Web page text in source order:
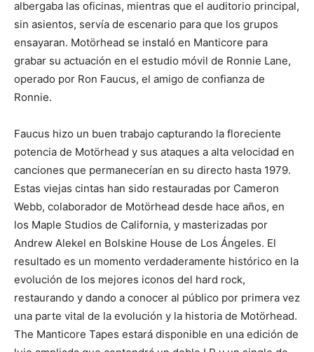
albergaba las oficinas, mientras que el auditorio principal,
sin asientos, servía de escenario para que los grupos
ensayaran. Motörhead se instaló en Manticore para
grabar su actuación en el estudio móvil de Ronnie Lane,
operado por Ron Faucus, el amigo de confianza de
Ronnie.
Faucus hizo un buen trabajo capturando la floreciente
potencia de Motörhead y sus ataques a alta velocidad en
canciones que permanecerían en su directo hasta 1979.
Estas viejas cintas han sido restauradas por Cameron
Webb, colaborador de Motörhead desde hace años, en
los Maple Studios de California, y masterizadas por
Andrew Alekel en Bolskine House de Los Ángeles. El
resultado es un momento verdaderamente histórico en la
evolución de los mejores iconos del hard rock,
restaurando y dando a conocer al público por primera vez
una parte vital de la evolución y la historia de Motörhead.
The Manticore Tapes estará disponible en una edición de